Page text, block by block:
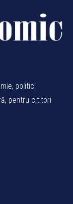
politici
pentru cititori